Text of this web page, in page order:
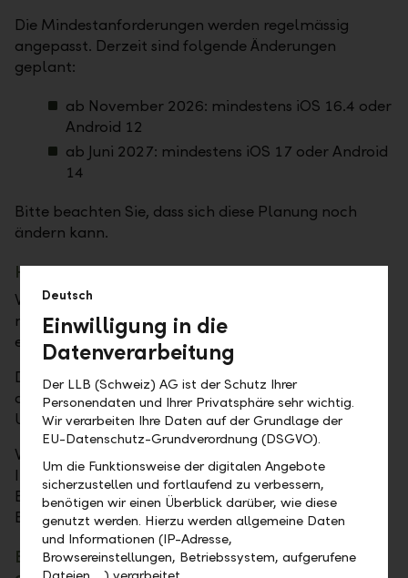
Die Mindestanforderungen werden regelmässig
angepasst. Derzeit sind folgende Änderungen
geplant:
ab November 2026: mindestens iOS 16.4 oder
Android 12
ab Juni 2027: mindestens iOS 17 oder Android
14
Bitte beachten Sie, dass sich diese Planung noch
ändern kann.
Hinweis bei auslaufender Systemunterstützung
Wird Ihr Gerät oder Betriebssystem künftig nicht
mehr unterstützt, erhalten Sie neu eine
entsprechende Meldung in der LLB Banking App.
Die Meldung informiert Sie frühzeitig darüber, dass
die Systemunterstützung ausläuft und ein Software-
Update erforderlich wird.
Wir empfehlen Ihnen, stets die aktuellste Version
Ihres Betriebssystems zu verwenden. Ein aktuelles
Betriebssystem bildet die Grundlage für sicheres
Banking.
Bargeld im E-Banking bestellen und per Post
Deutsch
Einwilligung in die
Datenverarbeitung
Der LLB (Schweiz) AG ist der Schutz Ihrer
Personendaten und Ihrer Privatsphäre sehr wichtig.
Wir verarbeiten Ihre Daten auf der Grundlage der
EU-Datenschutz-Grundverordnung (DSGVO).
Um die Funktionsweise der digitalen Angebote
sicherzustellen und fortlaufend zu verbessern,
benötigen wir einen Überblick darüber, wie diese
genutzt werden. Hierzu werden allgemeine Daten
und Informationen (IP-Adresse,
Browsereinstellungen, Betriebssystem, aufgerufene